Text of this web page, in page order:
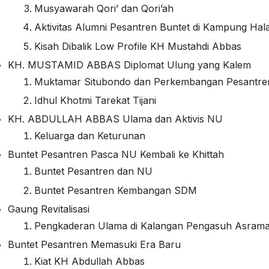
Musyawarah Qori’ dan Qori’ah
Aktivitas Alumni Pesantren Buntet di Kampung
Kisah Dibalik Low Profile KH Mustahdi Abbas
KH. MUSTAMID ABBAS Diplomat Ulung yang Kalem
Muktamar Situbondo dan Perkembangan
Idhul Khotmi Tarekat Tijani
KH. ABDULLAH ABBAS Ulama dan Aktivis NU
Keluarga dan Keturunan
Buntet Pesantren Pasca NU Kembali ke Khittah
Buntet Pesantren dan NU
Buntet Pesantren Kembangan SDM
Gaung Revitalisasi
Pengkaderan Ulama di Kalangan Pengasuh
Buntet Pesantren Memasuki Era Baru
Kiat KH Abdullah Abbas